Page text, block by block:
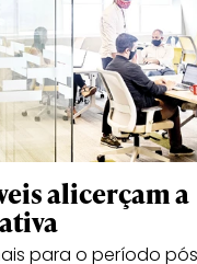
alicerçam a
para o período